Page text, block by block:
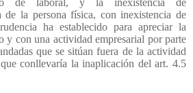
de la persona física, con inexistencia de
ha establecido para apreciar la
y con una actividad empresarial por parte
que se sitúan fuera de la actividad
conllevaría la inaplicación del art. 4.5